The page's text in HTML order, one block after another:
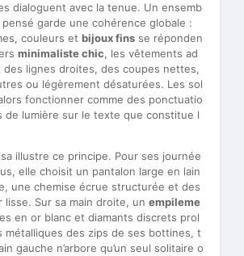
dialoguent avec la tenue. Un ensemb
garde une cohérence globale :
couleurs et bijoux fins se réponden
minimaliste chic, les vêtements ad
lignes droites, des coupes nettes,
ou légèrement désaturées. Les sol
fonctionner comme des ponctuatio
de lumière sur le texte que constitue l
illustre ce principe. Pour ses journée
elle choisit un pantalon large en lain
une chemise écrue structurée et des
lisse. Sur sa main droite, un empileme
en or blanc et diamants discrets prol
métalliques des zips de ses bottines, t
gauche n’arbore qu’un seul solitaire o